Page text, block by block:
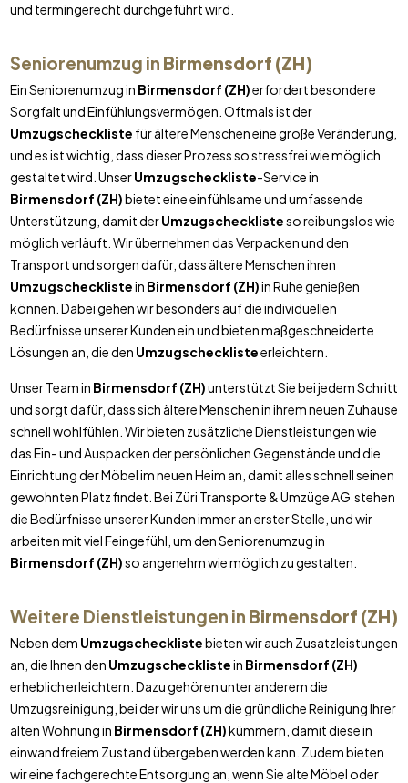
und termingerecht durchgeführt wird.
Seniorenumzug in Birmensdorf (ZH)
Ein Seniorenumzug in Birmensdorf (ZH)erfordert besondere
Sorgfalt und Einfühlungsvermögen. Oftmals ist der
Umzugscheckliste für ältere Menschen eine große Veränderung,
und es ist wichtig, dass dieser Prozess so stressfrei wie möglich
gestaltet wird. UnserUmzugscheckliste-Service in
Birmensdorf (ZH)bietet eine einfühlsame und umfassende
Unterstützung, damit derUmzugschecklisteso reibungslos wie
möglich verläuft. Wir übernehmen das Verpacken und den
Transport und sorgen dafür, dass ältere Menschen ihren
Umzugschecklistein Birmensdorf (ZH)in Ruhe genießen
können. Dabei gehen wir besonders auf die individuellen
Bedürfnisse unserer Kunden ein und bieten maßgeschneiderte
Lösungen an, die den Umzugschecklisteerleichtern.
Unser Team in Birmensdorf (ZH)unterstützt Sie bei jedem Schritt
und sorgt dafür, dass sich ältere Menschen in ihrem neuen Zuhause
schnell wohlfühlen. Wir bieten zusätzliche Dienstleistungen wie
das Ein- und Auspacken der persönlichen Gegenstände und die
Einrichtung der Möbel im neuen Heim an, damit alles schnell seinen
gewohnten Platz findet. Bei Züri Transporte & Umzüge AG stehen
die Bedürfnisse unserer Kunden immer an erster Stelle, und wir
arbeiten mit viel Feingefühl, um den Seniorenumzug in
Birmensdorf (ZH)so angenehm wie möglich zu gestalten.
Weitere Dienstleistungen in Birmensdorf (ZH)
Neben dem Umzugschecklistebieten wir auch Zusatzleistungen
an, die Ihnen den Umzugschecklistein Birmensdorf (ZH)
erheblich erleichtern. Dazu gehören unter anderem die
Umzugsreinigung, bei der wir uns um die gründliche Reinigung Ihrer
alten Wohnung in Birmensdorf (ZH)kümmern, damit diese in
einwandfreiem Zustand übergeben werden kann. Zudem bieten
wir eine fachgerechte Entsorgung an, wenn Sie alte Möbel oder